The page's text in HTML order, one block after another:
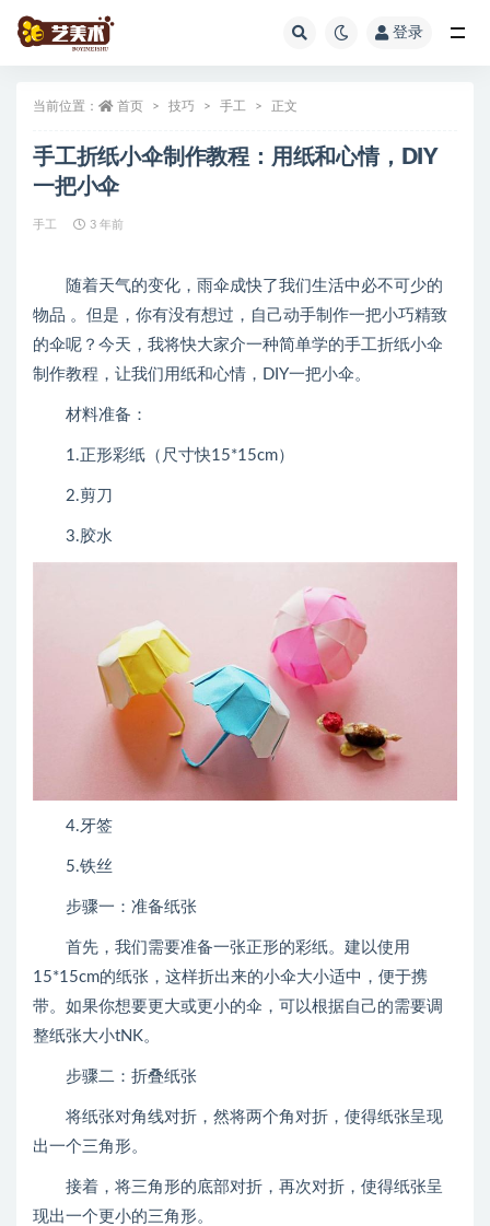
登录
当前位置： 首页 技巧 手工 正文
手工折纸小伞制作教程：用纸和心情，DIY
一把小伞
手工 3 年前
随着天气的变化，雨伞成快了我们生活中必不可少的
物品 。但是，你有没有想过，自己动手制作一把小巧精致
的伞呢？今天，我将快大家介一种简单学的手工折纸小伞
制作教程，让我们用纸和心情，DIY一把小伞。
材料准备：
1.正形彩纸（尺寸快15*15cm）
2.剪刀
3.胶水
4.牙签
5.铁丝
步骤一：准备纸张
首先，我们需要准备一张正形的彩纸。建以使用
15*15cm的纸张，这样折出来的小伞大小适中，便于携
带。如果你想要更大或更小的伞，可以根据自己的需要调
整纸张大小tNK。
步骤二：折叠纸张
将纸张对角线对折，然将两个角对折，使得纸张呈现
出一个三角形。
接着，将三角形的底部对折，再次对折，使得纸张呈
现出一个更小的三角形。